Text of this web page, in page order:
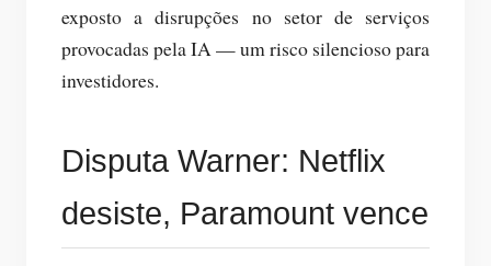
exposto a disrupções no setor de serviços
provocadas pela IA — um risco silencioso para
investidores.
Disputa Warner: Netflix
desiste, Paramount vence